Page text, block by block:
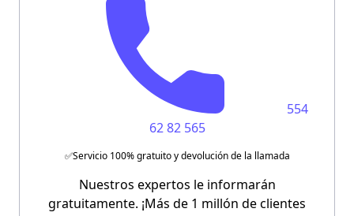
554
62 82 565
✅Servicio 100% gratuito y devolución de la llamada
Nuestros expertos le informarán
gratuitamente. ¡Más de 1 millón de clientes